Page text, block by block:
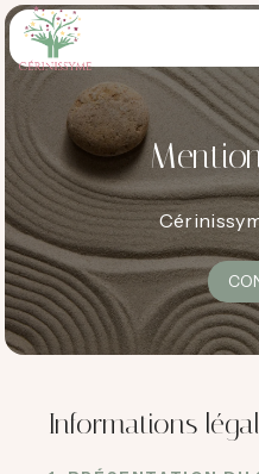
Informations
Panneau de gestion des